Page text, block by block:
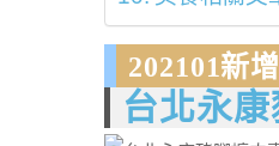
202101新
台北永